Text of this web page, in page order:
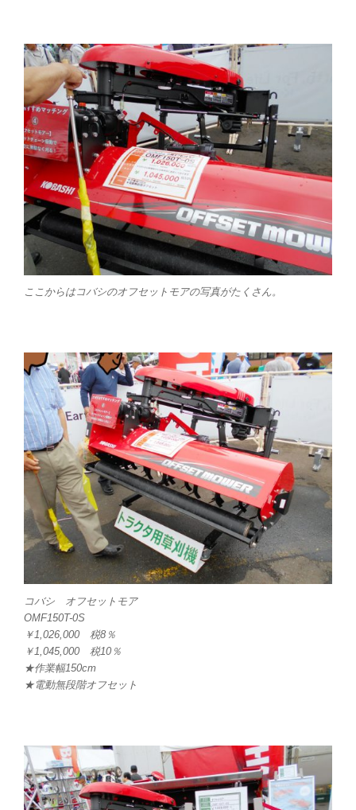
ここからはコバシのオフセットモアの写真がたくさん。
コバシ オフセットモア
OMF150T-0S
￥1,026,000 税8％
￥1,045,000 税10％
★作業幅150cm
★電動無段階オフセット